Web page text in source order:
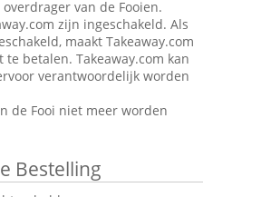
van de Fooien.
zijn ingeschakeld. Als
maakt Takeaway.com
betalen. Takeaway.com kan
verantwoordelijk worden
de Fooi niet meer worden
Bestelling